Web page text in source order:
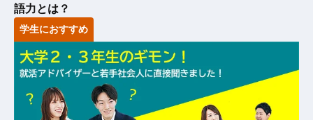
語力とは？
学生におすすめ